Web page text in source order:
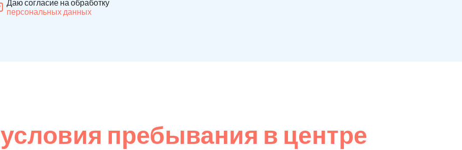
Даю согласие на обработку
персональных данных
условия пребывания в центре